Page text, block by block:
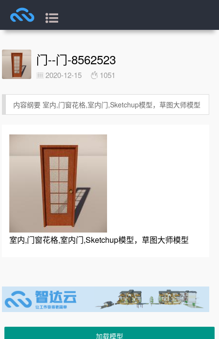
门--门-8562523
2020-12-15 1051
内容纲要 室内,门窗花格,室内门,Sketchup模型，草图大师模型
室内,门窗花格,室内门,Sketchup模型，草图大师模型
加载模型